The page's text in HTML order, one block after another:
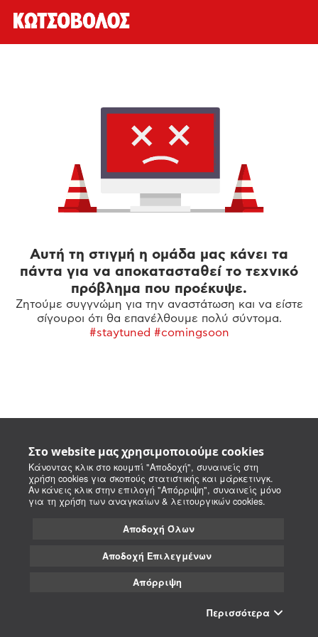
Στο website μας χρησιμοποιούμε cookies
Κάνοντας κλικ στο κουμπί "Αποδοχή", συναινείς στη
χρήση cookies για σκοπούς στατιστικής και μάρκετινγκ.
Αν κάνεις κλικ στην επιλογή "Απόρριψη", συναινείς μόνο
για τη χρήση των αναγκαίων & λειτουργικών cookies.
Αποδοχή Όλων
Αποδοχή Επιλεγμένων
Απόρριψη
Περισσότερα
Αυτή τη στιγμή η ομάδα μας κάνει τα
πάντα για να αποκατασταθεί το τεχνικό
πρόβλημα που προέκυψε.
Ζητούμε συγγνώμη για την αναστάτωση και να είστε
σίγουροι ότι θα επανέλθουμε πολύ σύντομα.
#staytuned #comingsoon